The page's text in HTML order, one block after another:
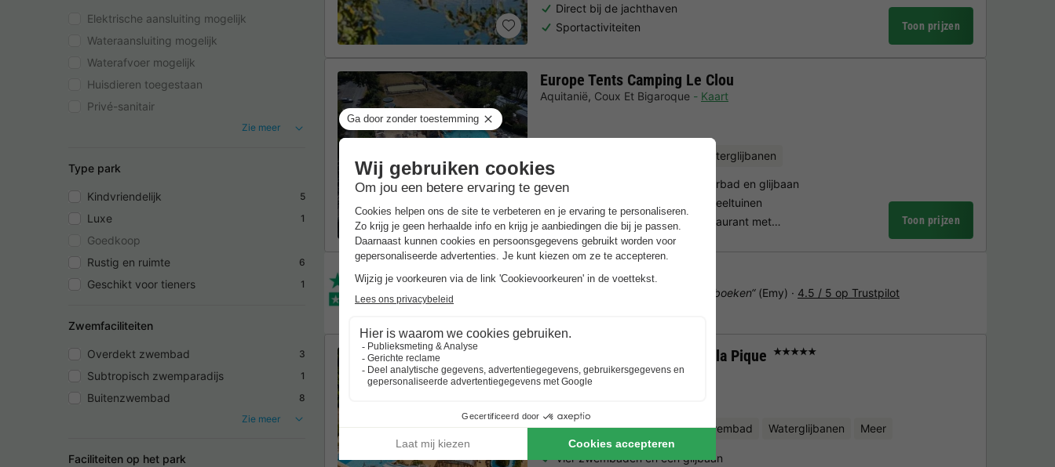
Elektrische aansluiting mogelijk
Wateraansluiting mogelijk
Waterafvoer mogelijk
Huisdieren toegestaan
Privé-sanitair
Zie meer
Type park
Kindvriendelijk 5
Luxe 1
Goedkoop
Rustig en ruimte
6
Geschikt voor tieners 1
Zwemfaciliteiten
Overdekt zwembad 3
Subtropisch zwemparadijs 1
Buitenzwembad
8
Zie meer
Faciliteiten op het park
Direct bij de jachthaven
Sportactiviteiten
Toon prijzen
Europe Tents Camping Le Clou
Aquitanië, Coux Et Bigaroque Kaart
Waterglijbanen
Verwarmd zwembad met kinderbad en glijbaan
Gezinsvriendelijke sfeer met speeltuinen
Regionale gerechten in het restaurant met…
Toon prijzen
Camping RCN Le Moulin de la Pique ★★★★★
Aquitanië,Belves
Kaart
Gratis wifi Verwarmd binnenzwembad Waterglijbanen Meer
Vier zwembaden en een glijbaan
Al 10.064+ reizigers gingen je voor! — „Al vakantie bij het boeken“(Emy) · 4.5 / 5 op Trustpilot